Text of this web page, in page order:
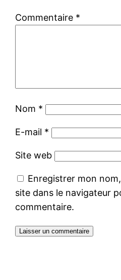
Commentaire *
Nom *
E-mail *
Site web
Enregistrer mon
site dans le navigateur
commentaire.